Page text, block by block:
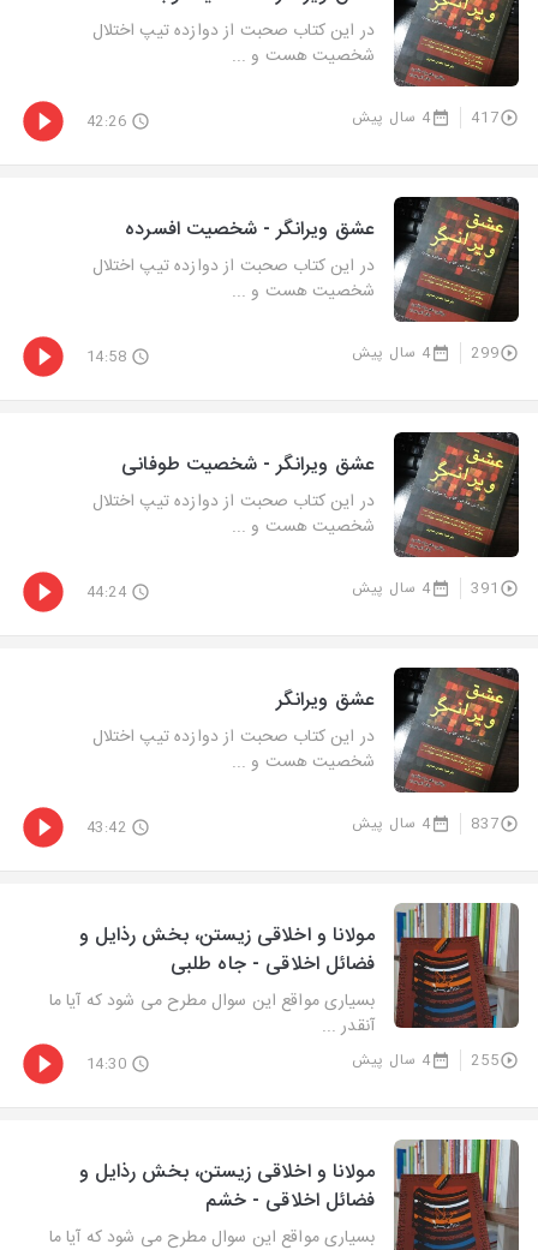
در این کتاب صحبت از دوازده تیپ اختلال
شخصیت هست و ...
417 4 سال پیش 42:26
عشق ویرانگر - شخصیت افسرده
در این کتاب صحبت از دوازده تیپ اختلال
شخصیت هست و ...
299 4 سال پیش 14:58
عشق ویرانگر - شخصیت طوفانی
در این کتاب صحبت از دوازده تیپ اختلال
شخصیت هست و ...
391 4 سال پیش 44:24
عشق ویرانگر
در این کتاب صحبت از دوازده تیپ اختلال
شخصیت هست و ...
837 4 سال پیش 43:42
مولانا و اخلاقی زیستن، بخش رذایل و
فضائل اخلاقی - جاه طلبی
بسیاری مواقع این سوال مطرح می شود که آیا ما
آنقدر ...
255 4 سال پیش 14:30
مولانا و اخلاقی زیستن، بخش رذایل و
فضائل اخلاقی - خشم
بسیاری مواقع این سوال مطرح می شود که آیا ما